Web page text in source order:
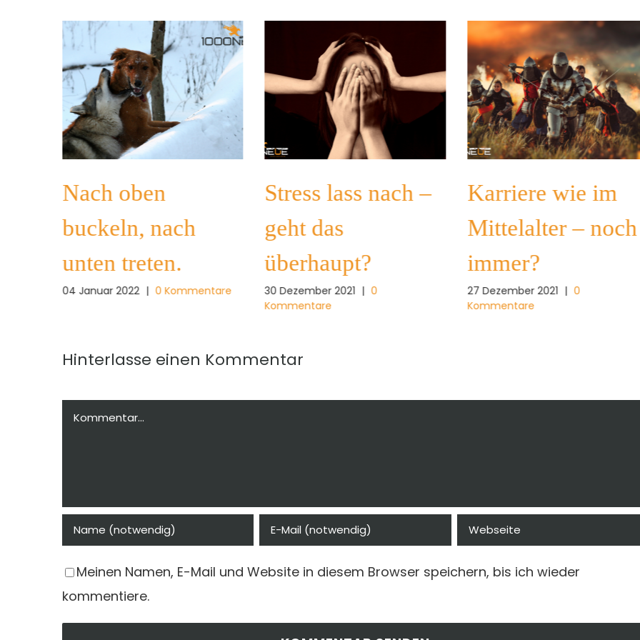
Nach oben
buckeln, nach
unten treten.
04 Januar 2022 | 0 Kommentare
Stress lass nach –
geht das
überhaupt?
30 Dezember 2021 | 0
Kommentare
Karriere wie im
Mittelalter – noch
immer?
27 Dezember 2021 | 0
Kommentare
Hinterlasse einen Kommentar
Kommentar
Meinen Namen, E-Mail und Website in diesem Browser speichern, bis ich wieder
kommentiere.